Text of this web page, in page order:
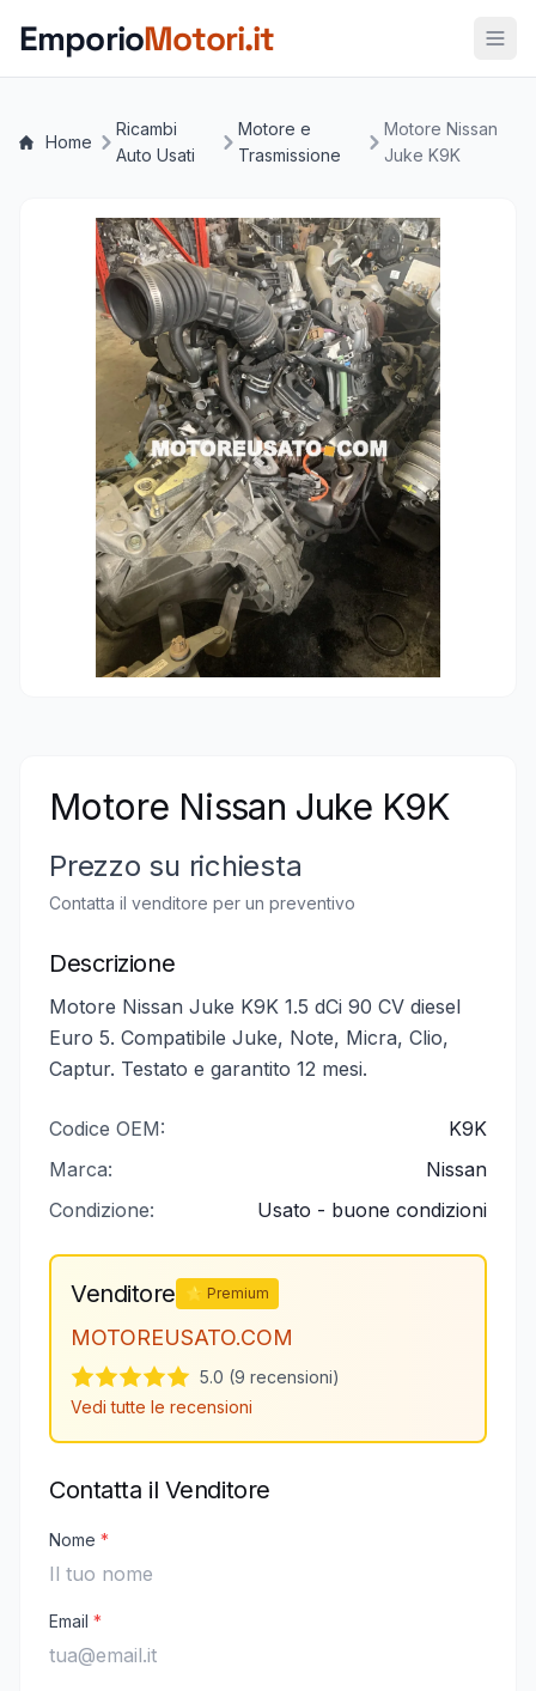
EmporioMotori.it
Home
Ricambi
Auto Usati
Motore e
Trasmissione
Motore Nissan
Juke K9K
Motore Nissan Juke K9K
Prezzo su richiesta
Contatta il venditore per un preventivo
Descrizione
Motore Nissan Juke K9K 1.5 dCi 90 CV diesel
Euro 5. Compatibile Juke, Note, Micra, Clio,
Captur. Testato e garantito 12 mesi.
Codice OEM:
K9K
Marca:
Nissan
Condizione:
Usato - buone condizioni
Venditore ⭐ Premium
MOTOREUSATO.COM
5.0 (9 recensioni)
Vedi tutte le recensioni
Contatta il Venditore
Nome *
Email *